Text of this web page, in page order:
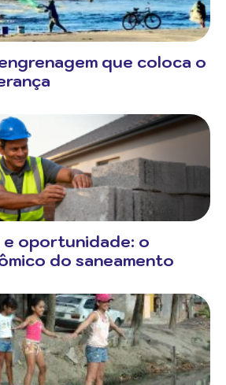
que coloca o
oportunidade: o
do saneamento